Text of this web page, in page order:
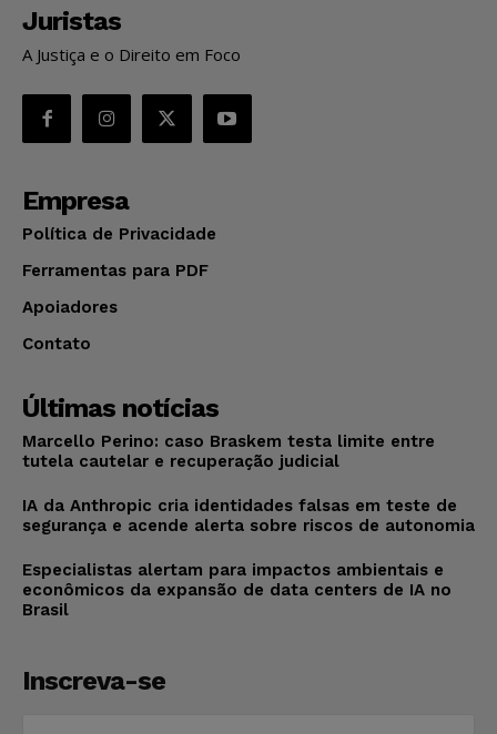
Juristas
A Justiça e o Direito em Foco
Empresa
Política de Privacidade
Ferramentas para PDF
Apoiadores
Contato
Últimas notícias
Marcello Perino: caso Braskem testa limite entre
tutela cautelar e recuperação judicial
IA da Anthropic cria identidades falsas em teste de
segurança e acende alerta sobre riscos de autonomia
Especialistas alertam para impactos ambientais e
econômicos da expansão de data centers de IA no
Brasil
Inscreva-se